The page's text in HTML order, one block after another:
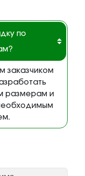
по
заказчиком
размерам и